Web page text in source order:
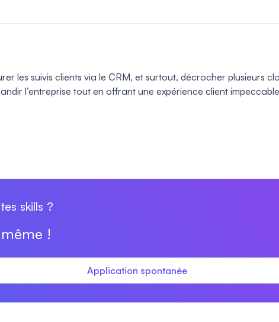
les suivis clients via le CRM, et surtout, décrocher plusieurs
l’entreprise tout en offrant une expérience client
skills ?
!
Application spontanée